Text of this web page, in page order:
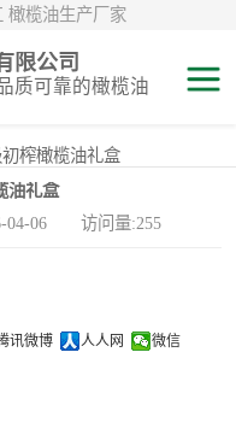
橄榄油生产厂家
限公司
质可靠的橄榄油
初榨橄榄油礼盒
油礼盒
04-06 访问量:255
讯微博 人人网 微信